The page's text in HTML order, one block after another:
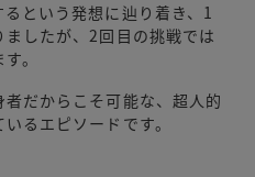
という発想に辿り着き、1
したが、2回目の挑戦では
。
だからこそ可能な、超人的
るエピソードです。